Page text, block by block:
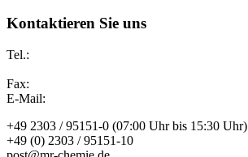
Kontaktieren Sie uns
Tel.:
Fax:
E-Mail:
+49 2303 / 95151-0 (07:00 Uhr bis 15:30 Uhr)
+49 (0) 2303 / 95151-10